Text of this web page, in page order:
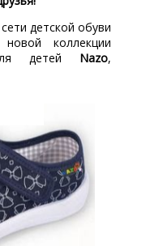
детской обуви
новой коллекции
детей Nazo,